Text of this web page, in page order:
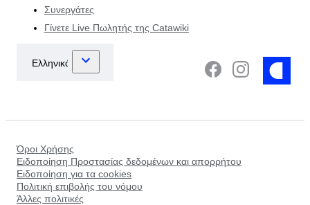
Συνεργάτες
Γίνετε Live Πωλητής της Catawiki
Όροι Χρήσης
Ειδοποίηση Προστασίας δεδομένων και απορρήτου
Ειδοποίηση για τα cookies
Πολιτική επιβολής του νόμου
Άλλες πολιτικές